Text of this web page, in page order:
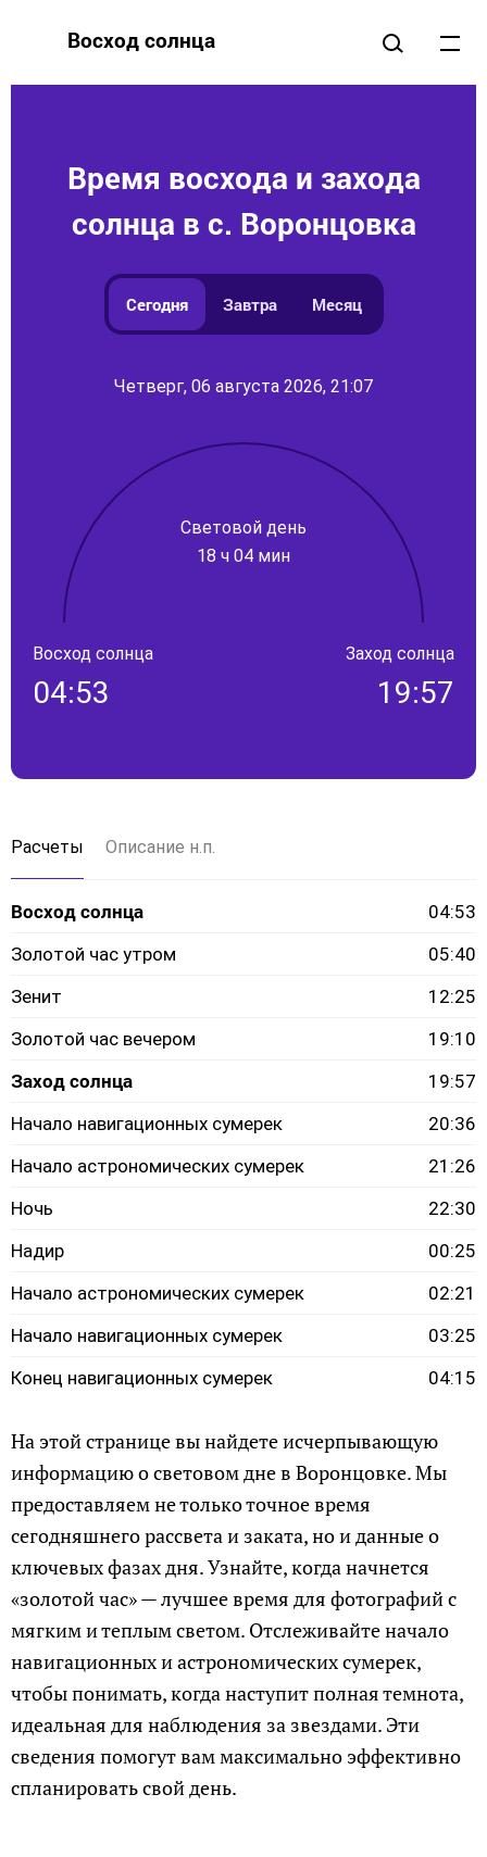
Восход солнца
Время восхода и захода
солнца в с. Воронцовка
Сегодня Завтра Месяц
Четверг, 06 августа 2026, 21:07
Световой день
18 ч 04 мин
Восход солнца
04:53
Заход солнца
19:57
Расчеты Описание н.п.
Восход солнца
04:53
Золотой час утром
05:40
Зенит
12:25
Золотой час вечером
19:10
Заход солнца
19:57
Начало навигационных сумерек
20:36
Начало астрономических сумерек
21:26
Ночь
22:30
Надир
00:25
Начало астрономических сумерек
02:21
Начало навигационных сумерек
03:25
Конец навигационных сумерек
04:15
На этой странице вы найдете исчерпывающую
информацию о световом дне в Воронцовке. Мы
предоставляем не только точное время
сегодняшнего рассвета и заката, но и данные о
ключевых фазах дня. Узнайте, когда начнется
«золотой час» — лучшее время для фотографий с
мягким и теплым светом. Отслеживайте начало
навигационных и астрономических сумерек,
чтобы понимать, когда наступит полная темнота,
идеальная для наблюдения за звездами. Эти
сведения помогут вам максимально эффективно
спланировать свой день.